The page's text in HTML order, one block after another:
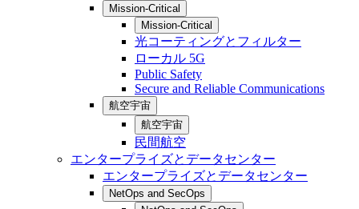
Mission-Critical
Mission-Critical
光コーティングとフィルター
ローカル 5G
Public Safety
Secure and Reliable Communications
航空宇宙
航空宇宙
民間航空
エンタープライズとデータセンター
エンタープライズとデータセンター
NetOps and SecOps